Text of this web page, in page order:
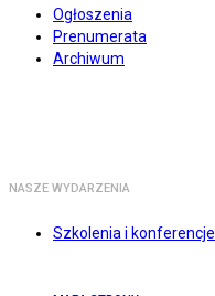
Ogłoszenia
Prenumerata
Archiwum
NASZE WYDARZENIA
Szkolenia i konferencje